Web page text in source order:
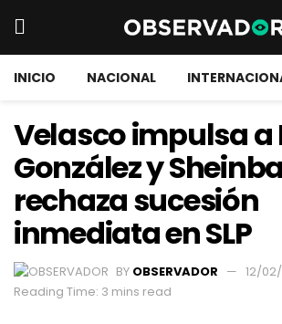
INICIO NACIONAL
Velasco impulsa a
González y
rechaza sucesión
inmediata en SLP
BY OBSERVADOR
12/
Reading Time: 3 mins read